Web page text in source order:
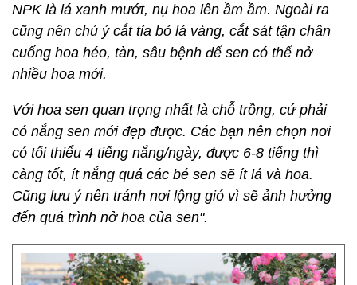
NPK là lá xanh mướt, nụ hoa lên ầm ầm. Ngoài ra
cũng nên chú ý cắt tỉa bỏ lá vàng, cắt sát tận chân
cuống hoa héo, tàn, sâu bệnh để sen có thể nở
nhiều hoa mới.
Với hoa sen quan trọng nhất là chỗ trồng, cứ phải
có nắng sen mới đẹp được. Các bạn nên chọn nơi
có tối thiểu 4 tiếng nắng/ngày, được 6-8 tiếng thì
càng tốt, ít nắng quá các bé sen sẽ ít lá và hoa.
Cũng lưu ý nên tránh nơi lộng gió vì sẽ ảnh hưởng
đến quá trình nở hoa của sen".